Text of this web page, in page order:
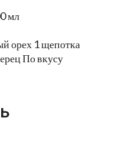
мл
орех 1 щепотка
По вкусу